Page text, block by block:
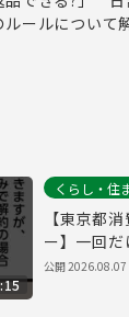
ールについて
くらし・住
【東京都
ー】一回
りだったの
公開2026.08.07